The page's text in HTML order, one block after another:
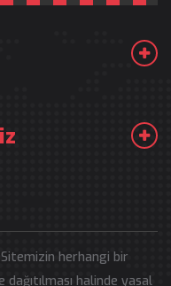
Sitemizin herhangi bir
dağıtılması halinde yasal